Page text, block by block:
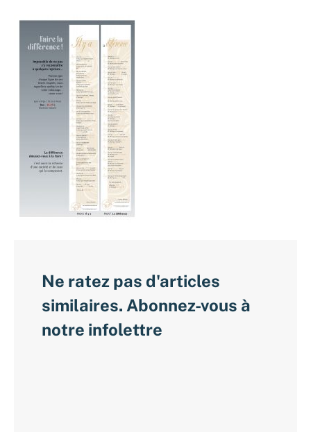
Ne ratez pas d'articles
similaires. Abonnez-vous à
notre infolettre